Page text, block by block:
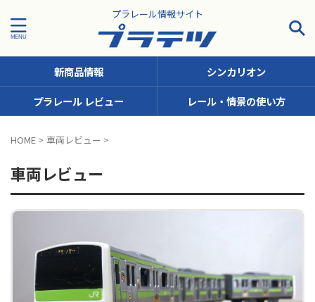
プラレール情報サイト
タグで探す！
pickup SCシリーズ（キャラクターラッピング）
Sシリーズ（ナンバリングシリーズ）
新商品情報
シンカリオン
プラレール レビュー
レール・情景の使い方
HOME > 車両レビュー >
車両レビュー